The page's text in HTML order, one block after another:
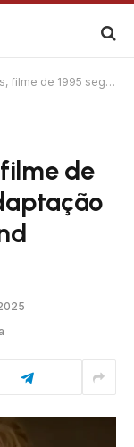
adaptação definitiva de Sense and Sensibility
de